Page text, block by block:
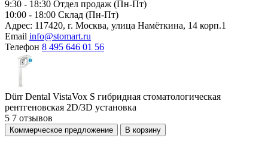
9:30 - 18:30 Отдел продаж (Пн-Пт)
10:00 - 18:00 Склад (Пн-Пт)
Адрес: 117420, г. Москва, улица Намёткина, 14 корп.1
Email info@stomart.ru
Телефон 8 495 646 01 56
Dürr Dental VistaVox S гибридная стоматологическая
рентгеновская 2D/3D установка
5 7 отзывов
Коммерческое предложение В корзину